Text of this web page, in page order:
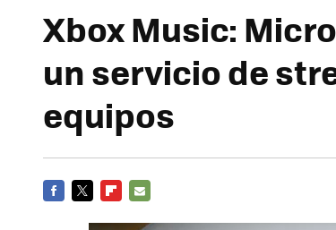
Xbox Music:
un servicio de
equipos